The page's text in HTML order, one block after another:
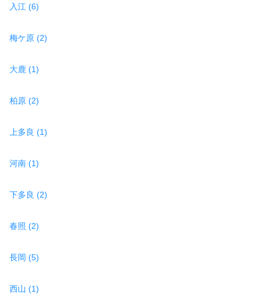
入江 (6)
梅ケ原 (2)
大鹿 (1)
柏原 (2)
上多良 (1)
河南 (1)
下多良 (2)
春照 (2)
長岡 (5)
西山 (1)